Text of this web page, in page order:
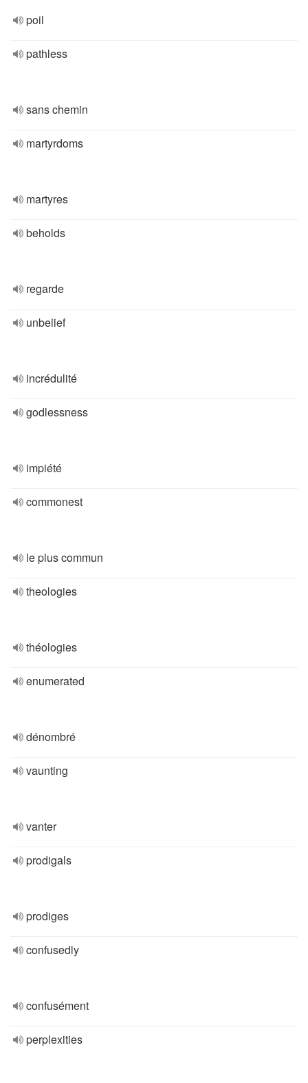
poil
pathless
sans chemin
martyrdoms
martyres
beholds
regarde
unbelief
incrédulité
godlessness
impiété
commonest
le plus commun
theologies
théologies
enumerated
dénombré
vaunting
vanter
prodigals
prodiges
confusedly
confusément
perplexities